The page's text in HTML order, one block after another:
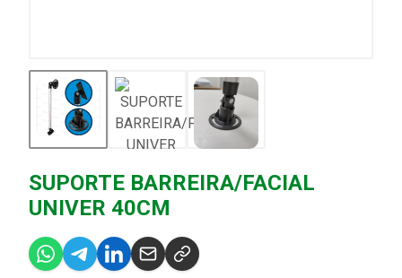
SUPORTE BARREIRA/FACIAL
UNIVER 40CM